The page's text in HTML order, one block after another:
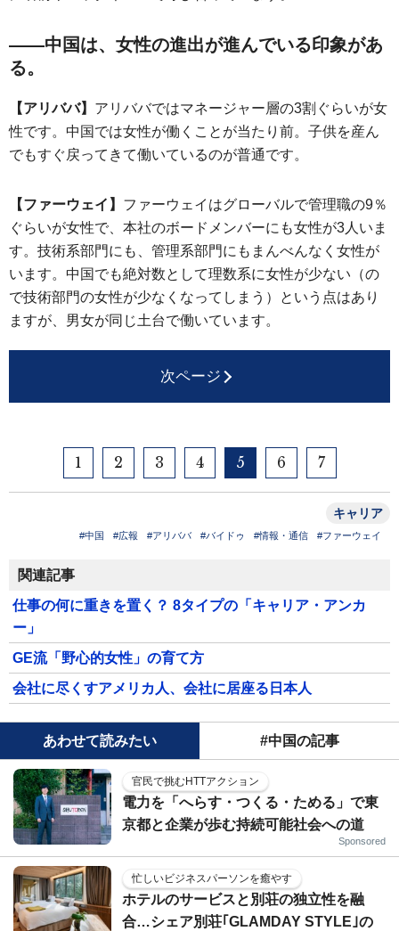
――中国は、女性の進出が進んでいる印象があ
る。
【アリババ】 アリババではマネージャー層の3割ぐらいが女
性です。中国では女性が働くことが当たり前。子供を産ん
でもすぐ戻ってきて働いているのが普通です。
【ファーウェイ】 ファーウェイはグローバルで管理職の9％
ぐらいが女性で、本社のボードメンバーにも女性が3人いま
す。技術系部門にも、管理系部門にもまんべんなく女性が
います。中国でも絶対数として理数系に女性が少ない（の
で技術部門の女性が少なくなってしまう）という点はあり
ますが、男女が同じ土台で働いています。
次ページ
1 2 3 4 5 6 7
キャリア
#中国 #広報 #アリババ #バイドゥ #情報・通信 #ファーウェイ
関連記事
仕事の何に重きを置く？ 8タイプの「キャリア・アンカ
ー」
GE流「野心的女性」の育て方
会社に尽くすアメリカ人、会社に居座る日本人
あわせて読みたい #中国の記事
官民で挑むHTTアクション
電力を「へらす・つくる・ためる」で東
京都と企業が歩む持続可能社会への道
Sponsored
忙しいビジネスパーソンを癒やす
ホテルのサービスと別荘の独立性を融
合…シェア別荘｢GLAMDAY STYLE｣の